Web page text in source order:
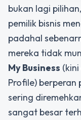
bukan lagi
pemilik bisnis
padahal
mereka tidak
My Business
Profile) berperan
sering
sangat besar